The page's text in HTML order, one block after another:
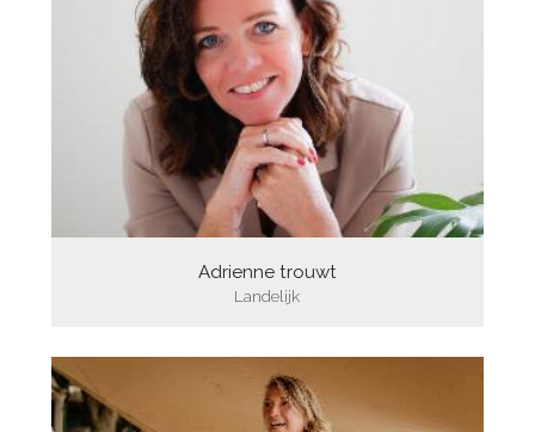
Adrienne trouwt
Landelijk